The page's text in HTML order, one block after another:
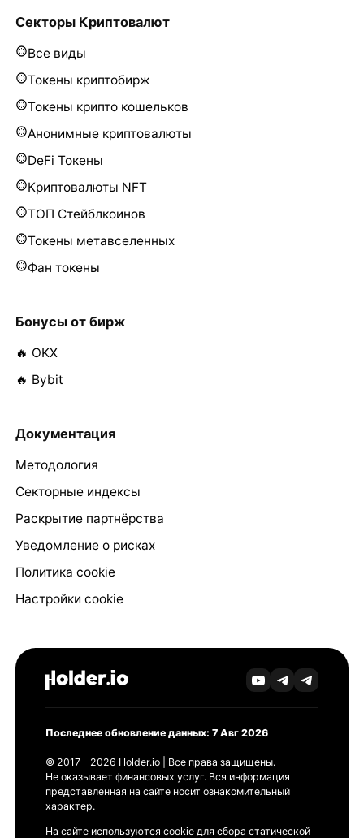
Секторы Криптовалют
Все виды
Токены криптобирж
Токены крипто кошельков
Анонимные криптовалюты
DeFi Токены
Криптовалюты NFT
ТОП Стейблкоинов
Токены метавселенных
Фан токены
Бонусы от бирж
🔥 OKX
🔥 Bybit
Документация
Методология
Секторные индексы
Раскрытие партнёрства
Уведомление о рисках
Политика cookie
Настройки cookie
Последнее обновление данных: 7 Авг 2026
© 2017 - 2026 Holder.io | Все права защищены.
Не оказывает финансовых услуг. Вся информация
представленная на сайте носит ознакомительный
характер.
На сайте используются cookie для сбора статической